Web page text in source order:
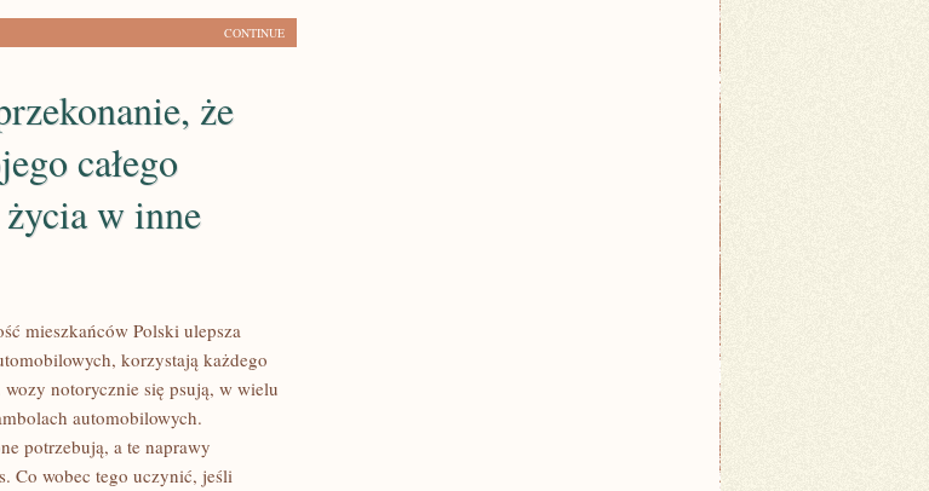
CONTINUE
że
całego
w inne
mieszkańców Polski ulepsza
korzystają każdego
notorycznie się psują, w wielu
automobilowych.
potrzebują, a te naprawy
Co wobec tego uczynić, jeśli